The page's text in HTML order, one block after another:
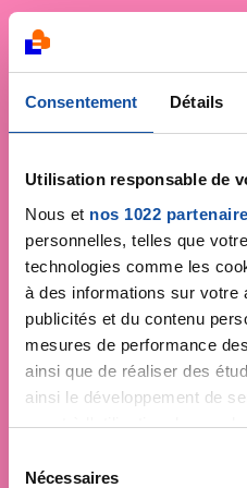
Consentement Détails
Utilisation responsable de
Nous et nos 1022
personnelles, telles que
technologies comme les
à des informations sur votre
publicités et du contenu
mesures de performance
ainsi que de réaliser des
ainsi le développement de
quant à l'utilisation de vos
tout moment en consultant
Nécessaires